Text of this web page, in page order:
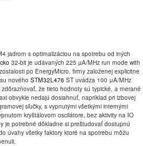
jadrom s optimalizáciou na spotrebu od iných
32-bit je udávaných 225 µA/MHz run mode with
po EnergyMicro, firmy založenej explicitne
novéhoSTM32L476 ST uvádza 100 μA/MHz
že tieto hodnoty sú typické, a merané
obvykle nedajú dosiahnuť, napríklad pri izbovej
sľučky, s vypnutými všetkými internými
kryštálovom oscilátore, bez aktivity na IO
je potrebné dôkladne si preštudovať dostupnú
úvahy všetky faktory ktoré na spotrebu môžu